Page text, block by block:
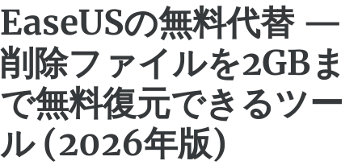
EaseUSの無料代替 —
削除ファイルを2GBま
で無料復元できるツー
ル (2026年版)